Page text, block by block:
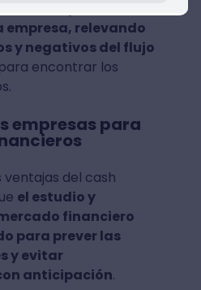
la política
empresa, relevando
y negativos del flujo
encontrar los
empresas para
ventajas del cash
el estudio y
financiero
para prever las
y evitar
anticipación.